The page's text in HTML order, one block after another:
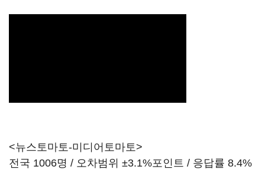
<뉴스토마토-미디어토마토>
전국 1006명 / 오차범위 ±3.1%포인트 / 응답률 8.4%